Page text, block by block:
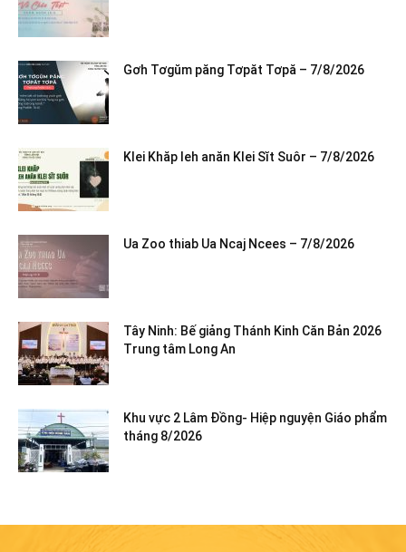
Gơh Tơgŭm păng Tơpăt Tơpă – 7/8/2026
Klei Khăp leh anăn Klei Sĭt Suôr – 7/8/2026
Ua Zoo thiab Ua Ncaj Ncees – 7/8/2026
Tây Ninh: Bế giảng Thánh Kinh Căn Bản 2026
Trung tâm Long An
Khu vực 2 Lâm Đồng- Hiệp nguyện Giáo phẩm
tháng 8/2026